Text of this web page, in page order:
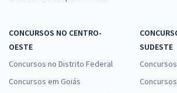
CONCURSOS NO CENTRO-
OESTE
Concursos no Distrito Federal
Concursos em Goiás
SUDESTE